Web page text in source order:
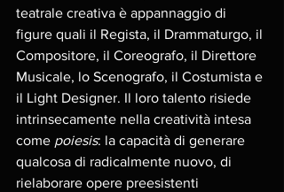
teatrale creativa è appannaggio di
figure quali il Regista, il Drammaturgo, il
Compositore, il Coreografo, il Direttore
Musicale, lo Scenografo, il Costumista e
il Light Designer. Il loro talento risiede
intrinsecamente nella creatività intesa
come poiesis: la capacità di generare
qualcosa di radicalmente nuovo, di
rielaborare opere preesistenti